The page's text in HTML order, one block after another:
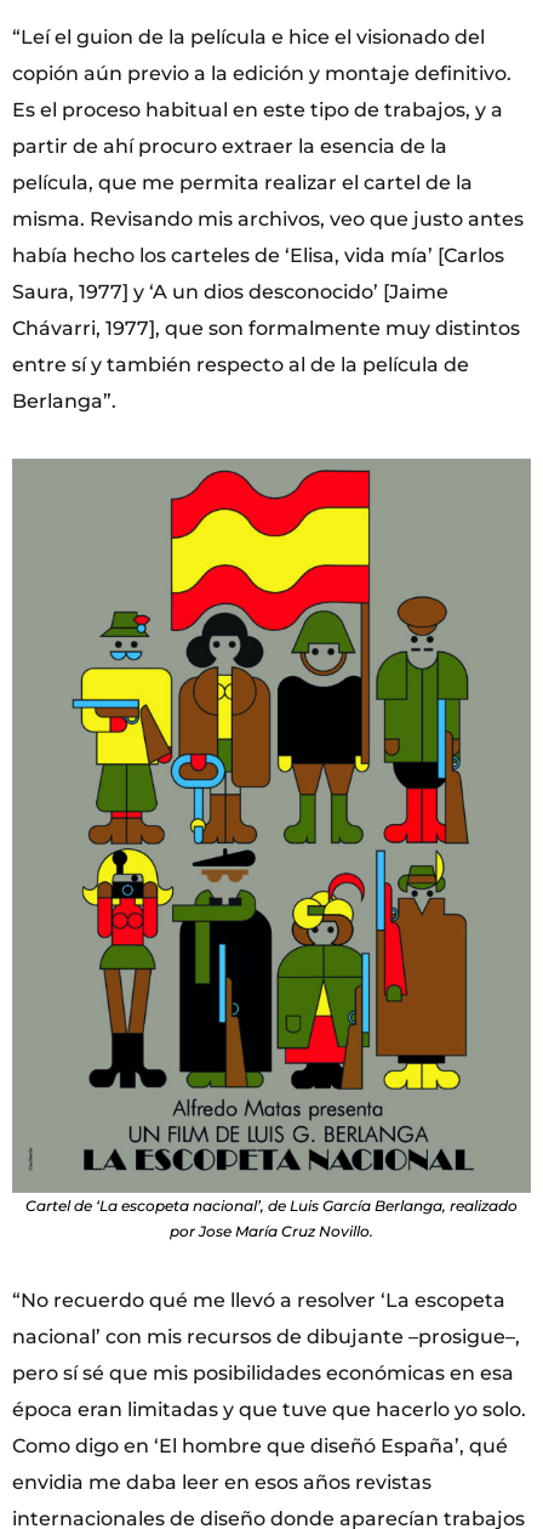
“Leí el guion de la película e hice el visionado del
copión aún previo a la edición y montaje definitivo.
Es el proceso habitual en este tipo de trabajos, y a
partir de ahí procuro extraer la esencia de la
película, que me permita realizar el cartel de la
misma. Revisando mis archivos, veo que justo antes
había hecho los carteles de ‘Elisa, vida mía’ [Carlos
Saura, 1977] y ‘A un dios desconocido’ [Jaime
Chávarri, 1977], que son formalmente muy distintos
entre sí y también respecto al de la película de
Berlanga”.
Cartel de ‘La escopeta nacional’, de Luis García Berlanga, realizado
por Jose María Cruz Novillo.
“No recuerdo qué me llevó a resolver ‘La escopeta
nacional’ con mis recursos de dibujante –prosigue–,
pero sí sé que mis posibilidades económicas en esa
época eran limitadas y que tuve que hacerlo yo solo.
Como digo en ‘El hombre que diseñó España’, qué
envidia me daba leer en esos años revistas
internacionales de diseño donde aparecían trabajos